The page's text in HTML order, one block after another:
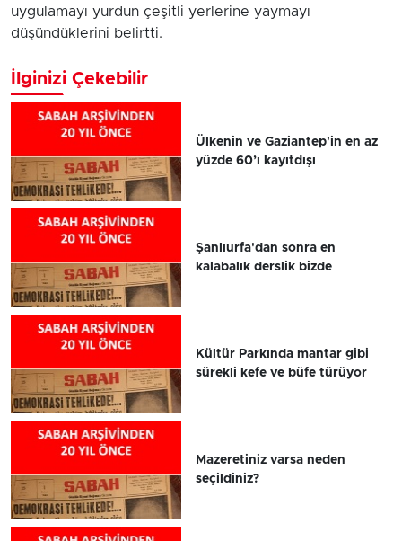
uygulamayı yurdun çeşitli yerlerine yaymayı
düşündüklerini belirtti.
İlginizi Çekebilir
Ülkenin ve Gaziantep'in en az
yüzde 60’ı kayıtdışı
Şanlıurfa'dan sonra en
kalabalık derslik bizde
Kültür Parkında mantar gibi
sürekli kefe ve büfe türüyor
Mazeretiniz varsa neden
seçildiniz?